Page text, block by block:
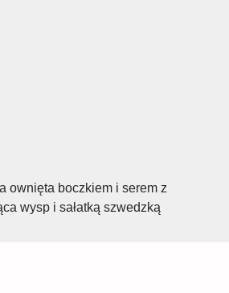
ownięta boczkiem i serem z
wysp i sałatką szwedzką